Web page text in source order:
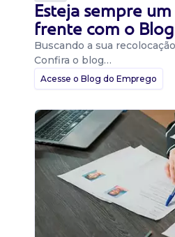
Esteja sempre um
frente com o
Buscando a sua
Confira o blog…
Acesse o Blog do Emprego